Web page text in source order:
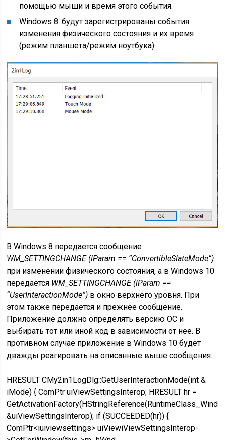
помощью мыши и время этого события.
Windows 8: будут зарегистрированы события
изменения физического состояния и их время
(режим планшета/режим ноутбука).
В Windows 8 передается сообщение
WM_SETTINGCHANGE (lParam == “ConvertibleSlateMode”)
при изменении физического состояния, а в Windows 10
передается WM_SETTINGCHANGE (lParam ==
“UserInteractionMode”) в окно верхнего уровня. При
этом также передается и прежнее сообщение.
Приложение должно определять версию ОС и
выбирать тот или иной код в зависимости от нее. В
противном случае приложение в Windows 10 будет
дважды реагировать на описанные выше сообщения.
HRESULT CMy2in1LogDlg::GetUserInteractionMode(int &
iMode) { ComPtr uiViewSettingsInterop; HRESULT hr =
&uiViewSettingsInterop); if (SUCCEEDED(hr)) {
ComPtr<iuiviewsettings> uiViewiViewSettingsInterop-